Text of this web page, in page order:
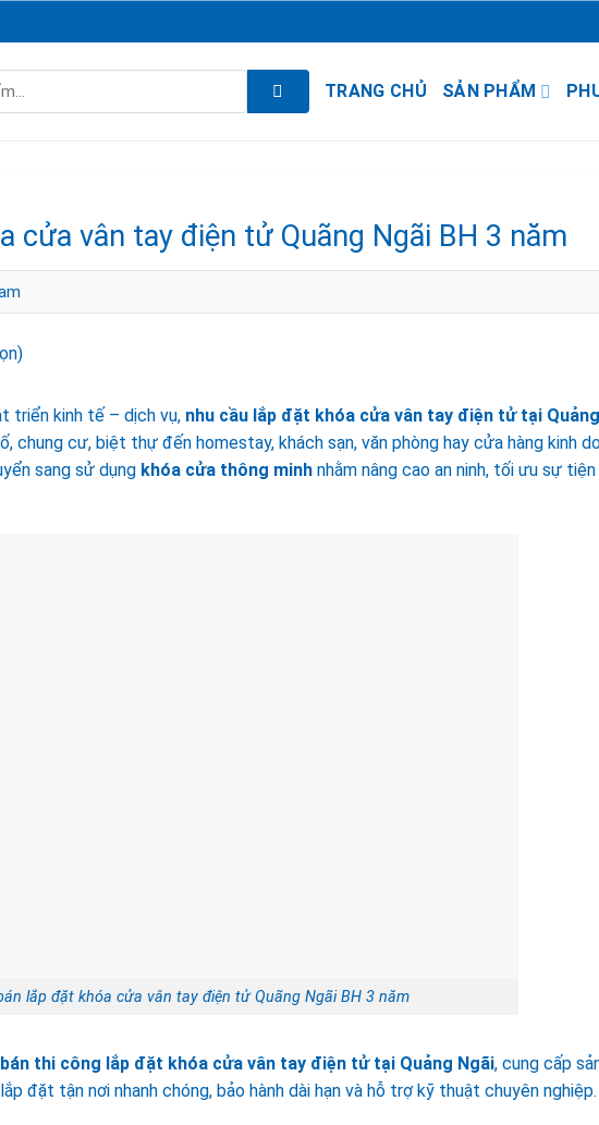
TRANG CHỦ SẢN PHẨM
cửa vân tay điện tử Quãng Ngãi BH 3 năm
triển kinh tế – dịch vụ, nhu cầu lắp đặt khóa cửa vân tay điện tử tại Quảng
chung cư, biệt thự đến homestay, khách sạn, văn phòng hay cửa hàng kinh
sang sử dụng khóa cửa thông minh nhằm nâng cao an ninh, tối ưu sự
lắp đặt khóa cửa vân tay điện tử Quãng Ngãi BH 3 năm
thi công lắp đặt khóa cửa vân tay điện tử tại Quảng Ngãi, cung cấp
đặt tận nơi nhanh chóng, bảo hành dài hạn và hỗ trợ kỹ thuật chuyên nghiệp.